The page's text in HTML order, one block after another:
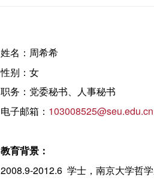
姓名：周希希
性别：女
职务：党委秘书、人事秘书
电子邮箱： 103008525@seu.edu.cn
教育背景：
2008.9-2012.6 学士，南京大学哲